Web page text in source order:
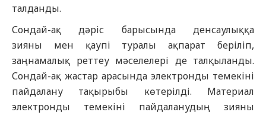
талданды.
Сондай-ақ дәріс барысында денсаулыққа
зияны мен қаупі туралы ақпарат беріліп,
заңнамалық реттеу мәселелері де талқыланды.
Сондай-ақ жастар арасында электронды темекіні
пайдалану тақырыбы көтерілді. Материал
электронды темекіні пайдаланудың зияны